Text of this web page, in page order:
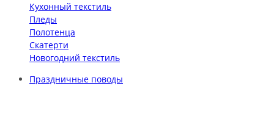
Кухонный текстиль
Пледы
Полотенца
Скатерти
Новогодний текстиль
Праздничные поводы